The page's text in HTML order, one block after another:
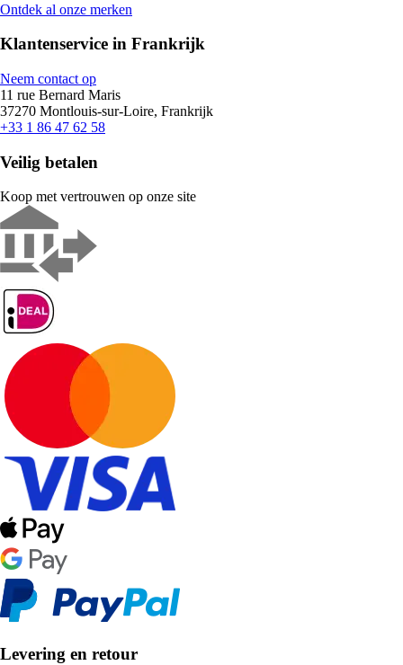
Ontdek al onze merken
Klantenservice in Frankrijk
Neem contact op
11 rue Bernard Maris
37270 Montlouis-sur-Loire, Frankrijk
+33 1 86 47 62 58
Veilig betalen
Koop met vertrouwen op onze site
Levering en retour